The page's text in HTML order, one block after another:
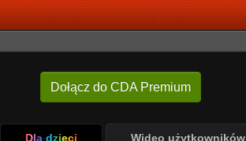
Dołącz do CDA Premium
Dla dzieci Wideo użytkowników